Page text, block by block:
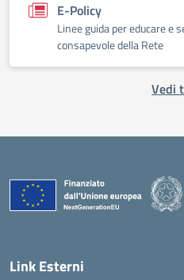
E-Policy
Linee guida per educare e
consapevole della Rete
Vedi
Link Esterni